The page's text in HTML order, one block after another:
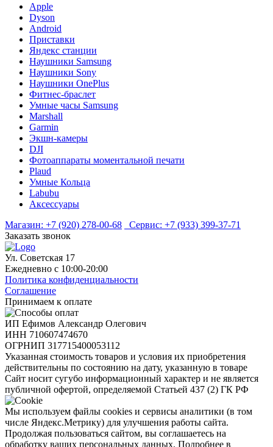
Apple
Dyson
Android
Приставки
Яндекс станции
Наушники Samsung
Наушники Sony
Наушники OnePlus
Фитнес-браслет
Умные часы Samsung
Marshall
Garmin
Экшн-камеры
DJI
Фотоаппараты моментальной печати
Plaud
Умные Кольца
Labubu
Аксессуары
Магазин: +7 (920) 278-00-68 Сервис: +7 (933) 399-37-71
Заказать звонок
Ул. Советская 17
Ежедневно с 10:00-20:00
Политика конфиденциальности
Соглашение
Принимаем к оплате
ИП Ефимов Александр Олегович
ИНН 710607474670
ОГРНИП 317715400053112
Указанная стоимость товаров и условия их приобретения
действительны по состоянию на дату, указанную в товаре
Сайт носит сугубо информационный характер и не является
публичной офертой, определяемой Статьей 437 (2) ГК РФ
Мы используем файлы cookies и сервисы аналитики (в том
числе Яндекс.Метрику) для улучшения работы сайта.
Продолжая пользоваться сайтом, вы соглашаетесь на
обработку ваших персональных данных. Подробнее в